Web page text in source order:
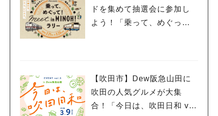
ドを集めて抽選会に参加し
よう！「乗って、めぐっ
【吹田市】Dew阪急山田に
吹田の人気グルメが大集
合！「今日は、吹田日和 vo